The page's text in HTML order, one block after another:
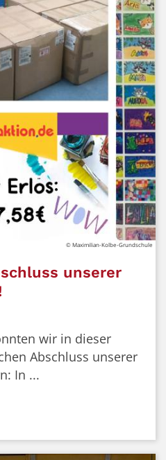
© Maximilian-Kolbe-Grundschule
unserer
wir in dieser
Abschluss unserer
In ...